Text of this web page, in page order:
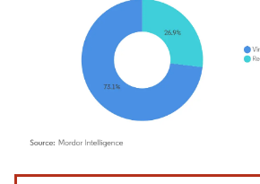
Imagem © Mordor Intelligence. O reuso requer